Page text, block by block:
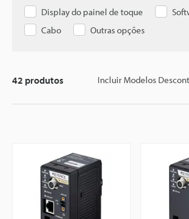
Display do painel de toque
Cabo
Outras opções
Incluir Modelos
42 produtos